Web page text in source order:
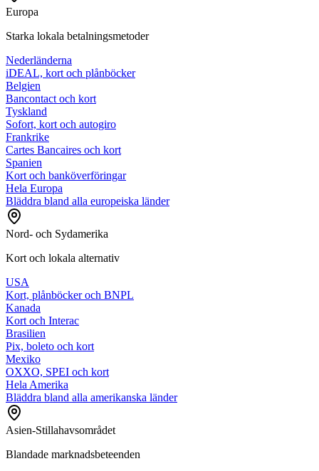
Europa
Starka lokala betalningsmetoder
Nederländerna
iDEAL, kort och plånböcker
Belgien
Bancontact och kort
Tyskland
Sofort, kort och autogiro
Frankrike
Cartes Bancaires och kort
Spanien
Kort och banköverföringar
Hela Europa
Bläddra bland alla europeiska länder
Nord- och Sydamerika
Kort och lokala alternativ
USA
Kort, plånböcker och BNPL
Kanada
Kort och Interac
Brasilien
Pix, boleto och kort
Mexiko
OXXO, SPEI och kort
Hela Amerika
Bläddra bland alla amerikanska länder
Asien-Stillahavsområdet
Blandade marknadsbeteenden